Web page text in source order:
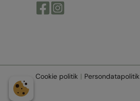
Cookie politik Persondatapolitik